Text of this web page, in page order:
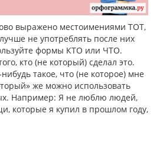
выражено местоимениями ТОТ,
не употреблять после них
формы КТО или ЧТО.
кто (не который) сделал это.
такое, что (не которое) мне
же можно использовать
Например: Я не люблю людей,
которые я купил в прошлом году,